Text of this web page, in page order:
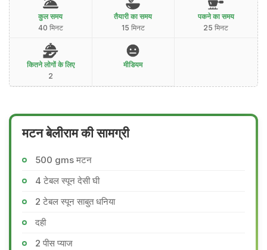
कुल समय
40 मिनट
तैयारी का समय
15 मिनट
पकने का समय
25 मिनट
कितने लोगों के लिए
2
मीडियम
मटन बेलीराम की सामग्री
500 gms मटन
4 टेबल स्पून देसी घी
2 टेबल स्पून साबुत धनिया
दही
2 पीस प्याज